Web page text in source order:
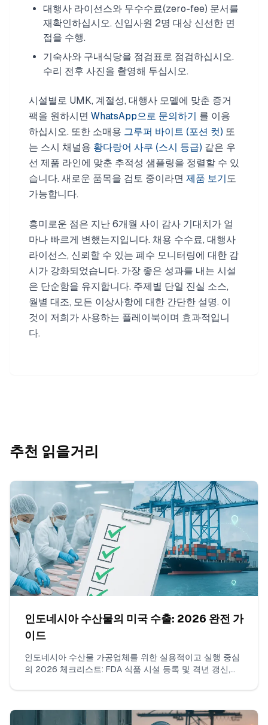
대행사 라이선스와 무수수료(zero-fee) 문서를
재확인하십시오. 신입사원 2명 대상 신선한 면
접을 수행.
기숙사와 구내식당을 점검표로 점검하십시오.
수리 전후 사진을 촬영해 두십시오.
시설별로 UMK, 계절성, 대행사 모델에 맞춘 증거
팩을 원하시면 WhatsApp으로 문의하기 를 이용
하십시오. 또한 소매용 그루퍼 바이트 (포션 컷) 또
는 스시 채널용 황다랑어 사쿠 (스시 등급) 같은 우
선 제품 라인에 맞춘 추적성 샘플링을 정렬할 수 있
습니다. 새로운 품목을 검토 중이라면 제품 보기 도
가능합니다.
흥미로운 점은 지난 6개월 사이 감사 기대치가 얼
마나 빠르게 변했는지입니다. 채용 수수료, 대행사
라이선스, 신뢰할 수 있는 폐수 모니터링에 대한 감
시가 강화되었습니다. 가장 좋은 성과를 내는 시설
은 단순함을 유지합니다. 주제별 단일 진실 소스,
월별 대조, 모든 이상사항에 대한 간단한 설명. 이
것이 저희가 사용하는 플레이북이며 효과적입니
다.
추천 읽을거리
인도네시아 수산물의 미국 수출: 2026 완전 가
이드
인도네시아 수산물 가공업체를 위한 실용적이고 실행 중심
의 2026 체크리스트: FDA 식품 시설 등록 및 격년 갱신,